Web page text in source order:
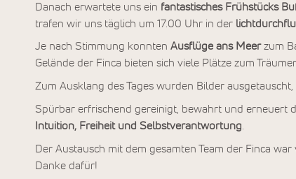
Danach erwartete uns ein fantastisches Frühstücks
trafen wir uns täglich um 17.00 Uhr in der
Je nach Stimmung konnten Ausflüge ans Meerzum
Gelände der Finca bieten sich viele Plätze zum
Zum Ausklang des Tages wurden Bilder
Spürbar erfrischend gereinigt, bewahrt und erneuert
Intuition, Freiheit und Selbstverantwortung
Der Austausch mit dem gesamten Team der Finca
Danke dafür!